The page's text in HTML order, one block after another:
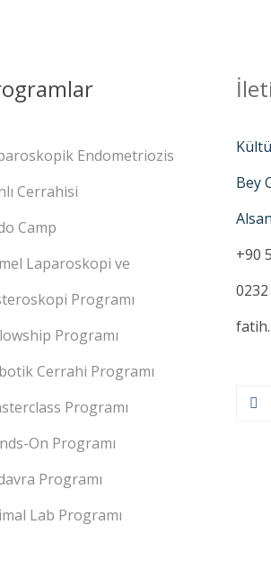
Endometriozis
Cerrahisi
Camp
Laparoskopi ve
Programı
Programı
Cerrahi Programı
Programı
On Programı
Programı
Lab Programı
Bey
+90